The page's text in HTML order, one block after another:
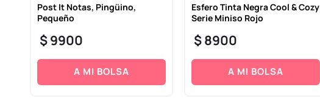
Post It Notas, Pingüino,
Pequeño
$9900
A MI BOLSA
Esfero Tinta Negra Cool & Cozy
Serie Miniso Rojo
$8900
A MI BOLSA